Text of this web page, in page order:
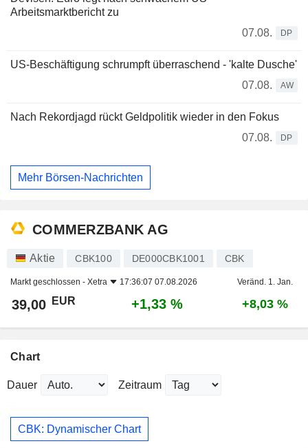
Arbeitsmarktbericht zu
07.08.
DP
US-Beschäftigung schrumpft überraschend - 'kalte Dusche'
07.08.
AW
Nach Rekordjagd rückt Geldpolitik wieder in den Fokus
07.08.
DP
Mehr Börsen-Nachrichten
COMMERZBANK AG
Aktie CBK100 DE000CBK1001 CBK
Markt geschlossen - Xetra 17:36:07 07.08.2026 Veränd. 1. Jan.
39,00 EUR +1,33 % +8,03 %
Chart
Dauer Zeitraum
CBK: Dynamischer Chart